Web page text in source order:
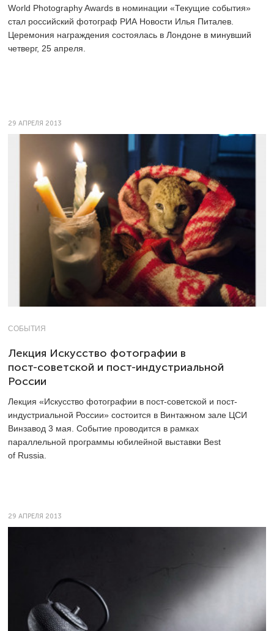
World Photography Awards в номинации «Текущие события»
стал российский фотограф РИА Новости Илья Питалев.
Церемония награждения состоялась в Лондоне в минувший
четверг, 25 апреля.
29 АПРЕЛЯ 2013
СОБЫТИЯ
Лекция Искусство фотографии в
пост-советской и пост-индустриальной
России
Лекция «Искусство фотографии в пост-советской и пост-
индустриальной России» состоится в Винтажном зале ЦСИ
Винзавод 3 мая. Событие проводится в рамках
параллельной программы юбилейной выставки Best
of Russia.
29 АПРЕЛЯ 2013